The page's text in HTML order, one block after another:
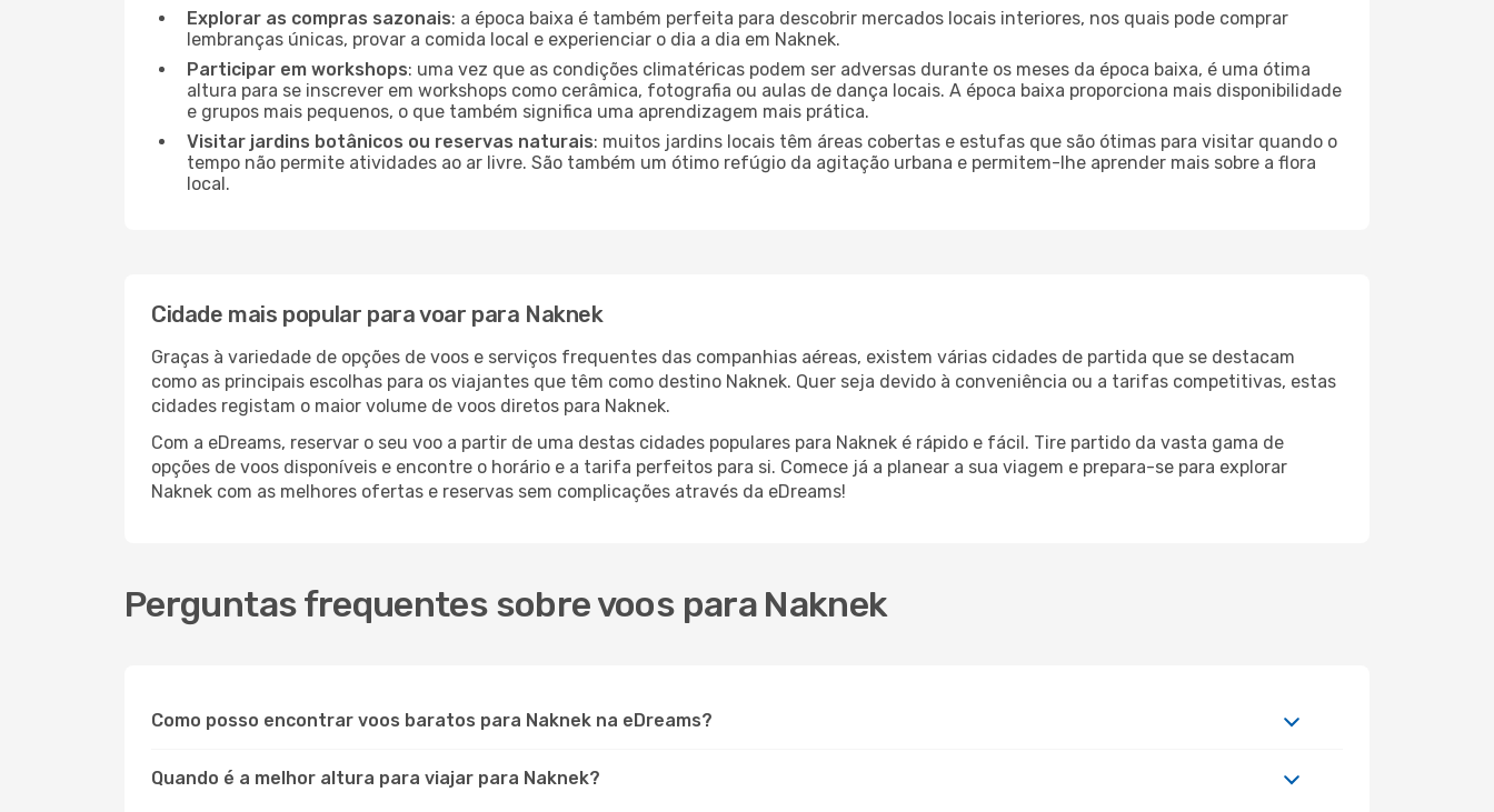
Explorar as compras sazonais: a época baixa é também perfeita para descobrir mercados locais interiores, nos quais pode comprar
lembranças únicas, provar a comida local e experienciar o dia a dia em Naknek.
Participar em workshops: uma vez que as condições climatéricas podem ser adversas durante os meses da época baixa, é uma ótima
altura para se inscrever em workshops como cerâmica, fotografia ou aulas de dança locais. A época baixa proporciona mais disponibilidade
e grupos mais pequenos, o que também significa uma aprendizagem mais prática.
Visitar jardins botânicos ou reservas naturais: muitos jardins locais têm áreas cobertas e estufas que são ótimas para visitar quando o
tempo não permite atividades ao ar livre. São também um ótimo refúgio da agitação urbana e permitem-lhe aprender mais sobre a flora
local.
Cidade mais popular para voar para Naknek
Graças à variedade de opções de voos e serviços frequentes das companhias aéreas, existem várias cidades de partida que se destacam
como as principais escolhas para os viajantes que têm como destino Naknek. Quer seja devido à conveniência ou a tarifas competitivas, estas
cidades registam o maior volume de voos diretos para Naknek.
Com a eDreams, reservar o seu voo a partir de uma destas cidades populares para Naknek é rápido e fácil. Tire partido da vasta gama de
opções de voos disponíveis e encontre o horário e a tarifa perfeitos para si. Comece já a planear a sua viagem e prepara-se para explorar
Naknek com as melhores ofertas e reservas sem complicações através da eDreams!
Perguntas frequentes sobre voos para Naknek
Como posso encontrar voos baratos para Naknek na eDreams?
Quando é a melhor altura para viajar para Naknek?